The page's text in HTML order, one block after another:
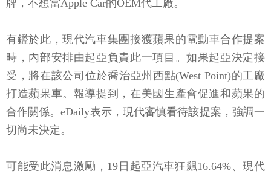
牌，不想當Apple Car的OEM代工廠。
有鑑於此，現代汽車集團接獲蘋果的電動車合作提案
時，內部安排由起亞負責此一項目。如果起亞決定接
受，將在該公司位於喬治亞州西點(West Point)的工廠
打造蘋果車。報導提到，在美國生產會促進和蘋果的
合作關係。eDaily表示，現代審慎看待該提案，強調一
切尚未決定。
可能受此消息激勵，19日起亞汽車狂飆16.64%、現代